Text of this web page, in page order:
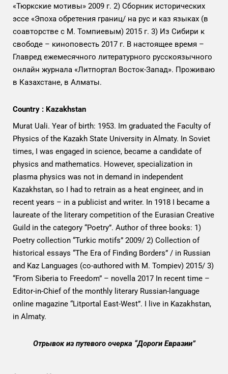
«Тюркские мотивы» 2009 г. 2) Сборник исторических
эссе «Эпоха обретения границ/ на рус и каз языках (в
соавторстве с М. Томпиевым) 2015 г. 3) Из Сибири к
свободе – киноповесть 2017 г. В настоящее время –
Главред ежемесячного литературного русскоязычного
онлайн журнала «Литпортал Восток-Запад». Проживаю
в Казахстане, в Алматы.
Country : Kazakhstan
Murat Uali. Year of birth: 1953. Im graduated the Faculty of
Physics of the Kazakh State University in Almaty. In Soviet
times, I was engaged in science, became a candidate of
physics and mathematics. However, specialization in
plasma physics was not in demand in independent
Kazakhstan, so I had to retrain as a heat engineer, and in
recent years – in a publicist and writer. In 1918 I became a
laureate of the literary competition of the Eurasian Creative
Guild in the category “Poetry”. Author of three books: 1)
Poetry collection “Turkic motifs” 2009/ 2) Collection of
historical essays “The Era of Finding Borders” / in Russian
and Kaz Languages (co-authored with M. Tompiev) 2015/ 3)
“From Siberia to Freedom” – novella 2017 In recent time –
Editor-in-Chief of the monthly literary Russian-language
online magazine “Litportal East-West”. I live in Kazakhstan,
in Almaty.
Отрывок из путевого очерка “Дороги Евразии”